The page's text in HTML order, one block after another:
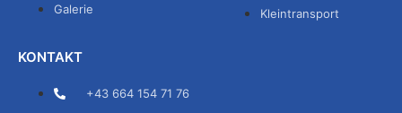
Galerie
Kleintransport
KONTAKT
+43 664 154 71 76